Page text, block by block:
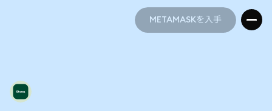
METAMASKを入手